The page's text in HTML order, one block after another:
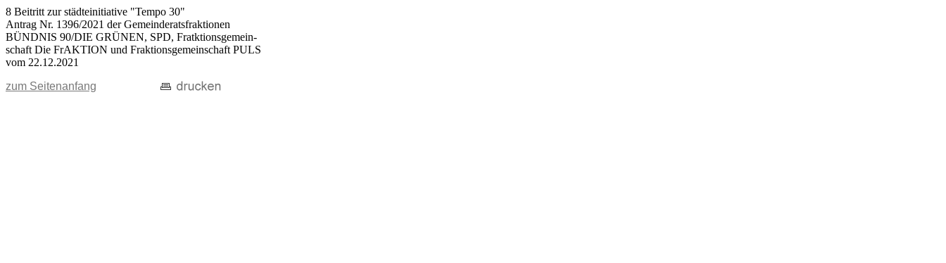
8 Beitritt zur städteinitiative "Tempo 30"
Antrag Nr. 1396/2021 der Gemeinderatsfraktionen
BÜNDNIS 90/DIE GRÜNEN, SPD, Fratktionsgemein-
schaft Die FrAKTION und Fraktionsgemeinschaft PULS
vom 22.12.2021
zum Seitenanfang